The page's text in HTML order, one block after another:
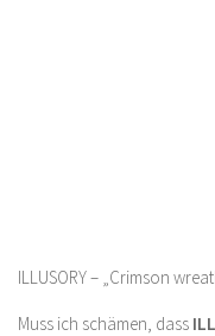
ILLUSORY – „Crimson
Muss ich schämen, dass